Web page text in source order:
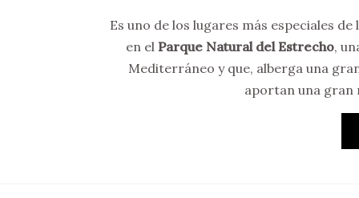
Es uno de los lugares más especiales
en el Parque Natural del Estrecho,
Mediterráneo y que, alberga una
aportan una gran